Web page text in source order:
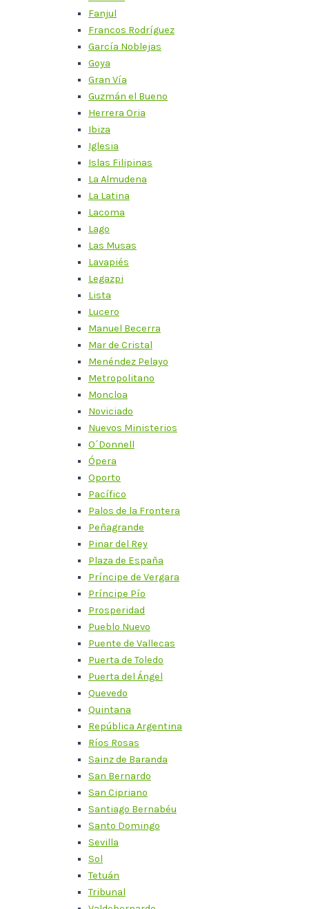
Fanjul
Francos Rodríguez
García Noblejas
Goya
Gran Vía
Guzmán el Bueno
Herrera Oria
Ibiza
Iglesia
Islas Filipinas
La Almudena
La Latina
Lacoma
Lago
Las Musas
Lavapiés
Legazpi
Lista
Lucero
Manuel Becerra
Mar de Cristal
Menéndez Pelayo
Metropolitano
Moncloa
Noviciado
Nuevos Ministerios
O´Donnell
Ópera
Oporto
Pacífico
Palos de la Frontera
Peñagrande
Pinar del Rey
Plaza de España
Príncipe de Vergara
Príncipe Pío
Prosperidad
Pueblo Nuevo
Puente de Vallecas
Puerta de Toledo
Puerta del Ángel
Quevedo
Quintana
República Argentina
Ríos Rosas
Sainz de Baranda
San Bernardo
San Cipriano
Santiago Bernabéu
Santo Domingo
Sevilla
Sol
Tetuán
Tribunal